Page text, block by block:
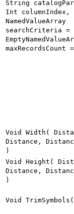
String
Int columnIndex,
NamedValueArray
searchCriteria =
maxRecordsCount
Void Width(
Distance,
)
Void Height(
Distance,
)
Void